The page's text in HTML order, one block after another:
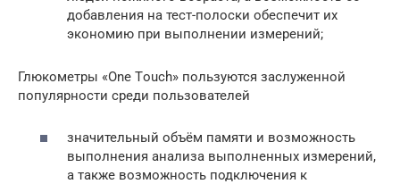
добавления на тест-полоски обеспечит их
экономию при выполнении измерений;
Глюкометры «Оne Тouch» пользуются заслуженной
популярности среди пользователей
значительный объём памяти и возможность
выполнения анализа выполненных измерений,
а также возможность подключения к